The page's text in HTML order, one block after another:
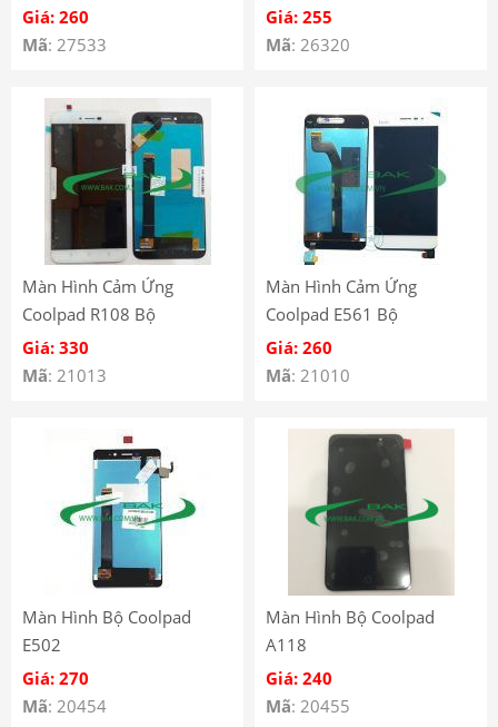
Giá: 260
Mã: 27533
Giá: 255
Mã: 26320
Màn Hình Cảm Ứng
Coolpad R108 Bộ
Giá: 330
Mã: 21013
Màn Hình Cảm Ứng
Coolpad E561 Bộ
Giá: 260
Mã: 21010
Màn Hình Bộ Coolpad
E502
Giá: 270
Mã: 20454
Màn Hình Bộ Coolpad
A118
Giá: 240
Mã: 20455